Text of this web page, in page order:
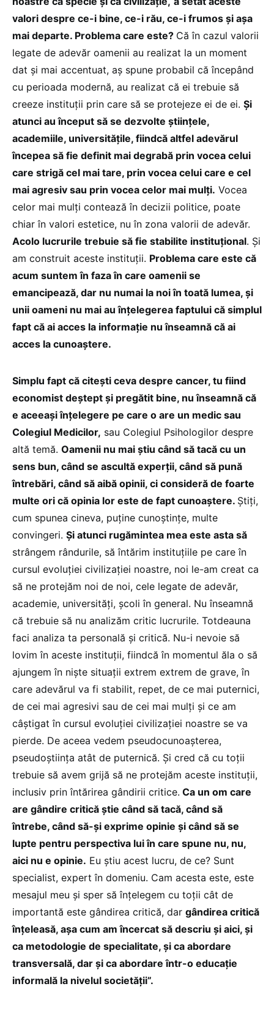
valori despre ce-i bine, ce-i rău, ce-i frumos și așa
mai departe. Problema care este? Că în cazul valorii
legate de adevăr oamenii au realizat la un moment
dat și mai accentuat, aș spune probabil că începând
cu perioada modernă, au realizat că ei trebuie să
creeze instituții prin care să se protejeze ei de ei. Și
atunci au început să se dezvolte științele,
academiile, universitățile, fiindcă altfel adevărul
începea să fie definit mai degrabă prin vocea celui
care strigă cel mai tare, prin vocea celui care e cel
mai agresiv sau prin vocea celor mai mulți. Vocea
celor mai mulți contează în decizii politice, poate
chiar în valori estetice, nu în zona valorii de adevăr.
Acolo lucrurile trebuie să fie stabilite instituțional. Și
am construit aceste instituții. Problema care este că
acum suntem în faza în care oamenii se
emancipează, dar nu numai la noi în toată lumea, și
unii oameni nu mai au înțelegerea faptului că simplul
fapt că ai acces la informație nu înseamnă că ai
acces la cunoaștere.
Simplu fapt că citești ceva despre cancer, tu fiind
economist deștept și pregătit bine, nu înseamnă că
e aceeași înțelegere pe care o are un medic sau
Colegiul Medicilor, sau Colegiul Psihologilor despre
altă temă. Oamenii nu mai știu când să tacă cu un
sens bun, când se ascultă experții, când să pună
întrebări, când să aibă opinii, ci consideră de foarte
multe ori că opinia lor este de fapt cunoaștere. Știți,
cum spunea cineva, puține cunoștințe, multe
convingeri. Și atunci rugămintea mea este asta să
strângem rândurile, să întărim instituțiile pe care în
cursul evoluției civilizației noastre, noi le-am creat ca
să ne protejăm noi de noi, cele legate de adevăr,
academie, universități, școli în general. Nu înseamnă
că trebuie să nu analizăm critic lucrurile. Totdeauna
faci analiza ta personală și critică. Nu-i nevoie să
lovim în aceste instituții, fiindcă în momentul ăla o să
ajungem în niște situații extrem extrem de grave, în
care adevărul va fi stabilit, repet, de ce mai puternici,
de cei mai agresivi sau de cei mai mulți și ce am
câștigat în cursul evoluției civilizației noastre se va
pierde. De aceea vedem pseudocunoașterea,
pseudoștiința atât de puternică. Și cred că cu toții
trebuie să avem grijă să ne protejăm aceste instituții,
inclusiv prin întărirea gândirii critice. Ca un om care
are gândire critică știe când să tacă, când să
întrebe, când să-și exprime opinie și când să se
lupte pentru perspectiva lui în care spune nu, nu,
aici nu e opinie. Eu știu acest lucru, de ce? Sunt
specialist, expert în domeniu. Cam acesta este, este
mesajul meu și sper să înțelegem cu toții cât de
importantă este gândirea critică, dar gândirea critică
înțeleasă, așa cum am încercat să descriu și aici, și
ca metodologie de specialitate, și ca abordare
transversală, dar și ca abordare într-o educație
informală la nivelul societății”.